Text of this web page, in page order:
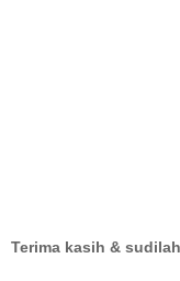
Terima kasih &